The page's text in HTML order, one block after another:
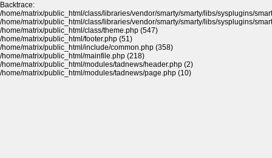
Backtrace:
/home/matrix/public_html/class/libraries/vendor/smarty/smarty/libs/sysplugins/
/home/matrix/public_html/class/libraries/vendor/smarty/smarty/libs/sysplugins/
/home/matrix/public_html/class/theme.php (547)
/home/matrix/public_html/footer.php (51)
/home/matrix/public_html/include/common.php (358)
/home/matrix/public_html/mainfile.php (218)
/home/matrix/public_html/modules/tadnews/header.php (2)
/home/matrix/public_html/modules/tadnews/page.php (10)